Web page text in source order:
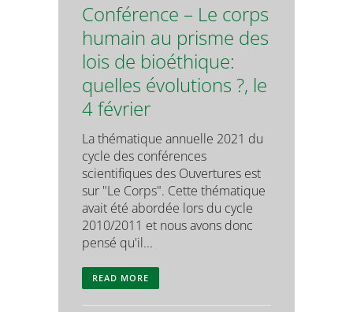
Conférence – Le corps
humain au prisme des
lois de bioéthique:
quelles évolutions ?, le
4 février
La thématique annuelle 2021 du
cycle des conférences
scientifiques des Ouvertures est
sur "Le Corps". Cette thématique
avait été abordée lors du cycle
2010/2011 et nous avons donc
pensé qu'il...
READ MORE